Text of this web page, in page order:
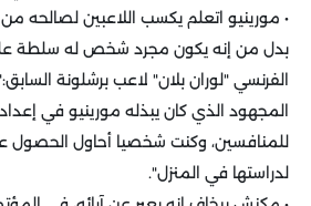
• مورينيو اتعلم يكسب اللاعبين لصالحه
بدل من إنه يكون مجرد شخص له سلطة
الفرنسي "لوران بلان" لاعب برشلونة
المجهود الذي كان يبذله مورينيو في إعداد
للمنافسين، وكنت شخصيا أحاول الحصول
لدراستها في المنزل".